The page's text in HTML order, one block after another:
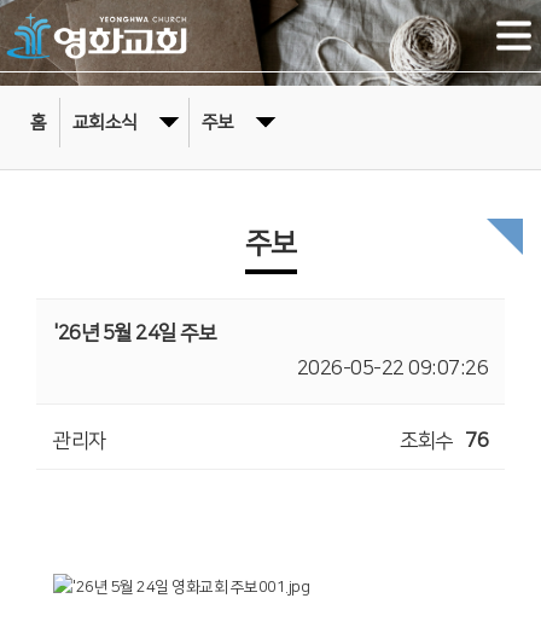
홈 교회소식 주보
주보
'26년 5월 24일 주보
2026-05-22 09:07:26
관리자 조회수 76